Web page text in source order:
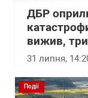
ДБР
вижив,
31 липня,
Події